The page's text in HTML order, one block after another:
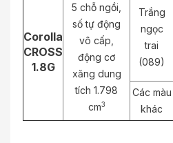
Corolla
CROSS
1.8G
5 chỗ ngồi,
số tự động
vô cấp,
động cơ
xăng dung
tích 1.798
cm3
Trắng
ngọc
trai
(089)
Các màu
khác